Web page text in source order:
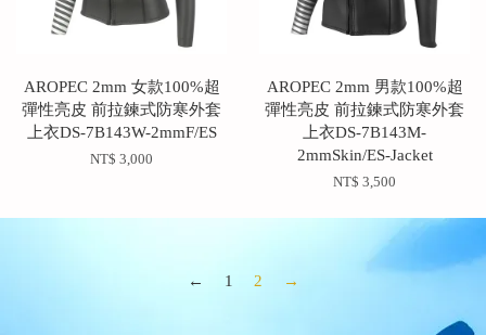
AROPEC 2mm 女款100%超
彈性亮皮 前拉鍊式防寒外套
上衣DS-7B143W-2mmF/ES
NT$ 3,000
AROPEC 2mm 男款100%超
彈性亮皮 前拉鍊式防寒外套
上衣DS-7B143M-
2mmSkin/ES-Jacket
NT$ 3,500
← 1 2 →